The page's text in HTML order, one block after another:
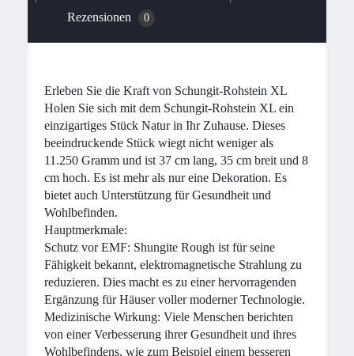
Rezensionen 0
Erleben Sie die Kraft von Schungit-Rohstein XL
Holen Sie sich mit dem Schungit-Rohstein XL ein
einzigartiges Stück Natur in Ihr Zuhause. Dieses
beeindruckende Stück wiegt nicht weniger als
11.250 Gramm und ist 37 cm lang, 35 cm breit und 8
cm hoch. Es ist mehr als nur eine Dekoration. Es
bietet auch Unterstützung für Gesundheit und
Wohlbefinden.
Hauptmerkmale:
Schutz vor EMF: Shungite Rough ist für seine
Fähigkeit bekannt, elektromagnetische Strahlung zu
reduzieren. Dies macht es zu einer hervorragenden
Ergänzung für Häuser voller moderner Technologie.
Medizinische Wirkung: Viele Menschen berichten
von einer Verbesserung ihrer Gesundheit und ihres
Wohlbefindens, wie zum Beispiel einem besseren